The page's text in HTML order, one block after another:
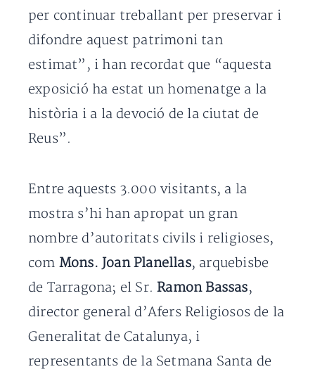
per continuar treballant per preservar i
difondre aquest patrimoni tan
estimat”, i han recordat que “aquesta
exposició ha estat un homenatge a la
història i a la devoció de la ciutat de
Reus”.
Entre aquests 3.000 visitants, a la
mostra s’hi han apropat un gran
nombre d’autoritats civils i religioses,
com Mons. Joan Planellas, arquebisbe
de Tarragona; el Sr.Ramon Bassas,
director general d’Afers Religiosos de la
Generalitat de Catalunya, i
representants de la Setmana Santa de